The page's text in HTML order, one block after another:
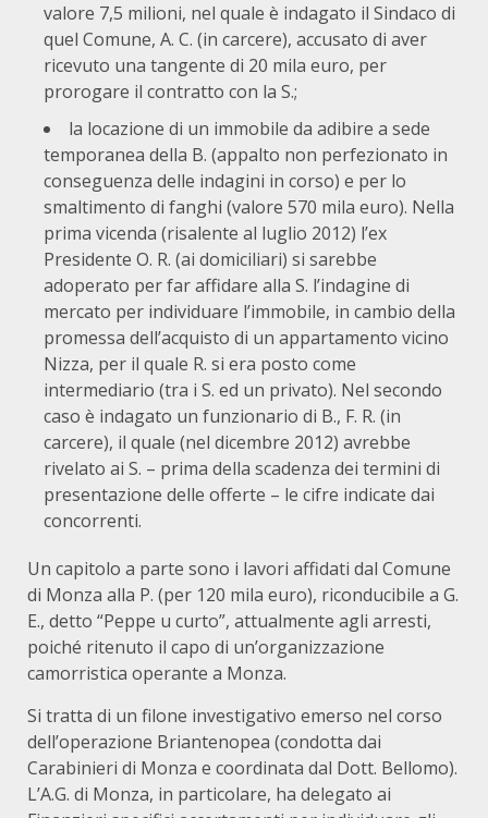
valore 7,5 milioni, nel quale è indagato il Sindaco di
quel Comune, A. C. (in carcere), accusato di aver
ricevuto una tangente di 20 mila euro, per
prorogare il contratto con la S.;
la locazione di un immobile da adibire a sede
temporanea della B. (appalto non perfezionato in
conseguenza delle indagini in corso) e per lo
smaltimento di fanghi (valore 570 mila euro). Nella
prima vicenda (risalente al luglio 2012) l’ex
Presidente O. R. (ai domiciliari) si sarebbe
adoperato per far affidare alla S. l’indagine di
mercato per individuare l’immobile, in cambio della
promessa dell’acquisto di un appartamento vicino
Nizza, per il quale R. si era posto come
intermediario (tra i S. ed un privato). Nel secondo
caso è indagato un funzionario di B., F. R. (in
carcere), il quale (nel dicembre 2012) avrebbe
rivelato ai S. – prima della scadenza dei termini di
presentazione delle offerte – le cifre indicate dai
concorrenti.
Un capitolo a parte sono i lavori affidati dal Comune
di Monza alla P. (per 120 mila euro), riconducibile a G.
E., detto “Peppe u curto”, attualmente agli arresti,
poiché ritenuto il capo di un’organizzazione
camorristica operante a Monza.
Si tratta di un filone investigativo emerso nel corso
dell’operazione Briantenopea (condotta dai
Carabinieri di Monza e coordinata dal Dott. Bellomo).
L’A.G. di Monza, in particolare, ha delegato ai